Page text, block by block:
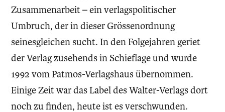
Zusammenarbeit – ein verlagspolitischer
Umbruch, der in dieser Grössenordnung
seinesgleichen sucht. In den Folgejahren geriet
der Verlag zusehends in Schieflage und wurde
1992 vom Patmos-Verlagshaus übernommen.
Einige Zeit war das Label des Walter-Verlags dort
noch zu finden, heute ist es verschwunden.